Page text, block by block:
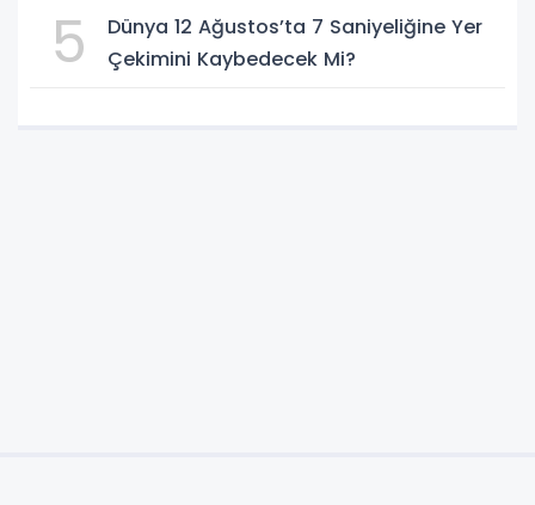
5
Dünya 12 Ağustos’ta 7 Saniyeliğine Yer
Çekimini Kaybedecek Mi?